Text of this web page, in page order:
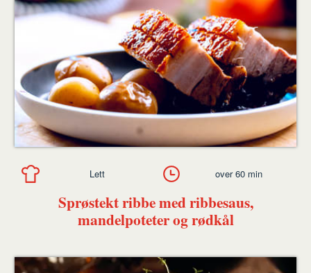
Sprøstekt ribbe med ribbesaus,
mandelpoteter og rødkål
Lett over 60 min